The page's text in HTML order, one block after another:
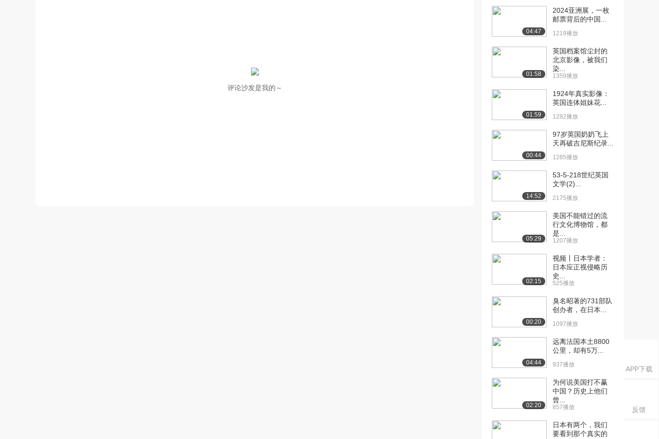
APP下载
反馈
评论沙发是我的～
[12] 百年战争（一） 45:14
[13] 百年战争（二）
3.2万播放
[14] 百年战争（三） 48:15
[15] 百年战争（四） 47:31
[16] 骑士精神与背叛
（一）
[17] 骑士精神与背叛
（二）
2.6万播放
[18] 骑士精神与背叛
（三）
2.3万播放
[19] 玫瑰战争（一）
45:06
[21] 玫瑰战争（三）
2.3万播放
45:18
[22] 玫瑰战争（四）
[23] 伊丽莎白一世（一） 49:27
[24] 伊丽莎白一世（二） 49:35
[25] 伊丽莎白一世（三）
2.8万播放
04:47
2024亚洲展，一枚
邮票背后的中国...
1219播放
01:58
英国档案馆尘封的
北京影像，被我们
染...
1359播放
01:59
1924年真实影像：
英国连体姐妹花...
1282播放
00:44
97岁英国奶奶飞上
天再破吉尼斯纪录...
1285播放
14:52
53-5-218世纪英国
文学(2)...
2175播放
05:29
美国不能错过的流
行文化博物馆，都
是...
1207播放
02:15
视频丨日本学者：
日本应正视侵略历
史...
525播放
00:20
臭名昭著的731部队
创办者，在日本...
1097播放
04:44
远离法国本土8800
公里，却有5万...
937播放
02:20
为何说美国打不赢
中国？历史上他们
曾...
857播放
日本有两个，我们
要看到那个真实的